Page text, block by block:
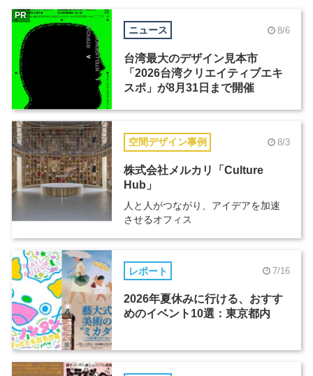
ニュース 8/6
台湾最大のデザイン見本市
「2026台湾クリエイティブエキ
スポ」が8月31日まで開催
PR
空間デザイン事例 8/3
株式会社メルカリ「Culture
Hub」
人と人がつながり、アイデアを加速
させるオフィス
レポート 7/16
2026年夏休みに行ける、おすす
めのイベント10選：東京都内